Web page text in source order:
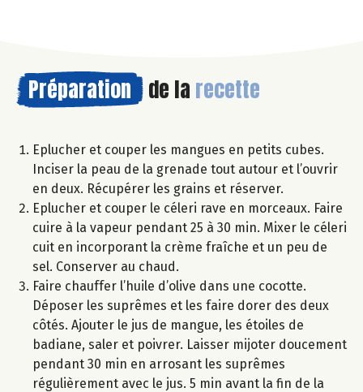
Préparation de la recette
Eplucher et couper les mangues en petits cubes.
Inciser la peau de la grenade tout autour et l’ouvrir
en deux. Récupérer les grains et réserver.
Eplucher et couper le céleri rave en morceaux. Faire
cuire à la vapeur pendant 25 à 30 min. Mixer le céleri
cuit en incorporant la crème fraîche et un peu de
sel. Conserver au chaud.
Faire chauffer l’huile d’olive dans une cocotte.
Déposer les suprêmes et les faire dorer des deux
côtés. Ajouter le jus de mangue, les étoiles de
badiane, saler et poivrer. Laisser mijoter doucement
pendant 30 min en arrosant les suprêmes
régulièrement avec le jus. 5 min avant la fin de la